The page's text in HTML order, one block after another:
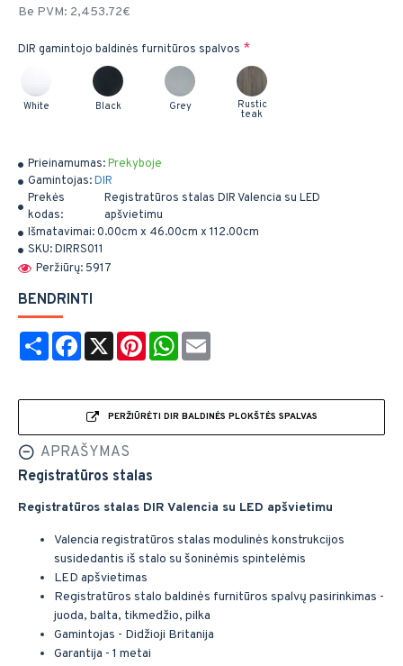
Prieinamumas:Prekyboje
Gamintojas:DIR
Prekės
kodas:
Registratūros stalas DIR Valencia su LED
apšvietimu
Išmatavimai:0.00cm x 46.00cm x 112.00cm
SKU:DIRRS011
Peržiūrų: 5917
Be PVM: 2,453.72€
DIR gamintojo baldinės furnitūros spalvos
White Black Grey Rustic
teak
BENDRINTI
Share Facebook
X PinterestWhatsApp
PERŽIŪRĖTI DIR BALDINĖS PLOKŠTĖS SPALVAS
APRAŠYMAS
Registratūros stalas
Registratūros stalas DIR Valencia su LED apšvietimu
Valencia registratūros stalas modulinės konstrukcijos
susidedantis iš stalo su šoninėmis spintelėmis
LED apšvietimas
Registratūros stalo baldinės furnitūros spalvų pasirinkimas -
juoda, balta, tikmedžio, pilka
Gamintojas - Didžioji Britanija
Garantija - 1 metai